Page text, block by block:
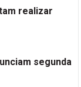
realizar
segunda